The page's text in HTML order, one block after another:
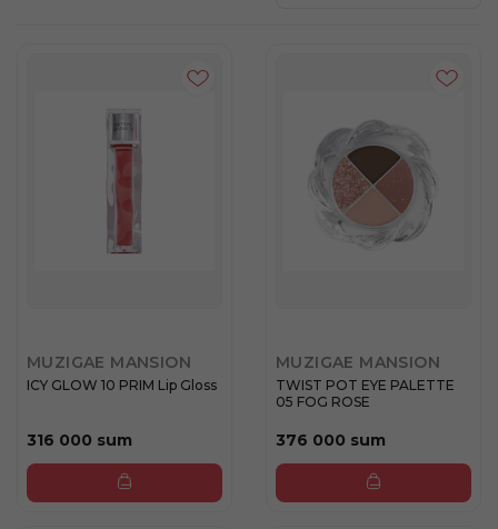
MUZIGAE MANSION
ICY GLOW 10 PRIM Lip Gloss
316 000 sum
MUZIGAE MANSION
TWIST POT EYE PALETTE
05 FOG ROSE
376 000 sum